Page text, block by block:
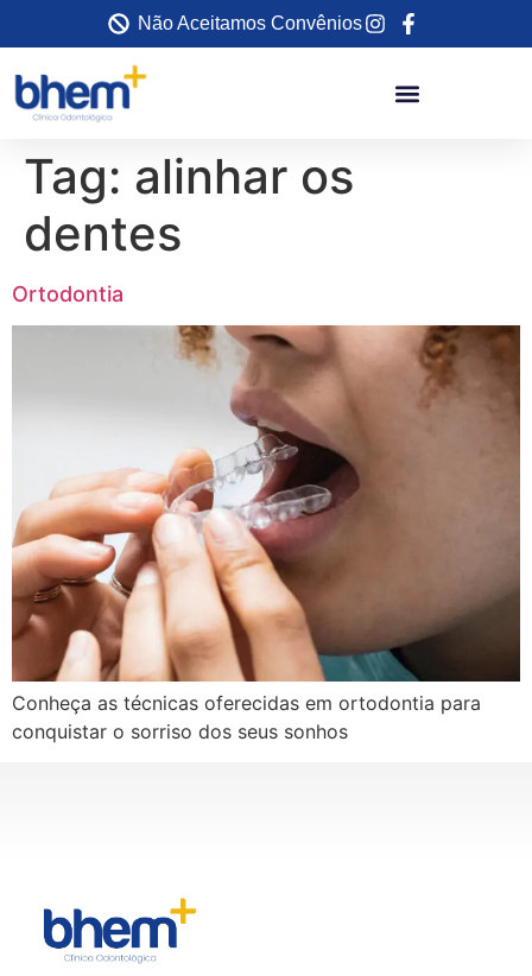
Não Aceitamos Convênios
Tag: alinhar os
dentes
Ortodontia
Conheça as técnicas oferecidas em ortodontia para
conquistar o sorriso dos seus sonhos